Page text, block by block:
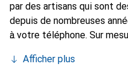
par des artisans qui sont
depuis de nombreuses
à votre téléphone. Sur
accessoire élégant et
Afficher plus